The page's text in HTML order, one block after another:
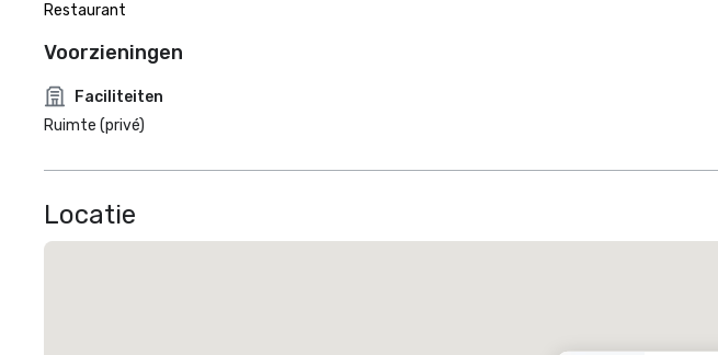
Restaurant
Voorzieningen
Faciliteiten
Ruimte (privé)
Locatie